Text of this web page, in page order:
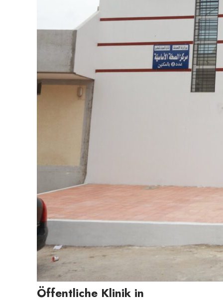
Öffentliche Klinik in